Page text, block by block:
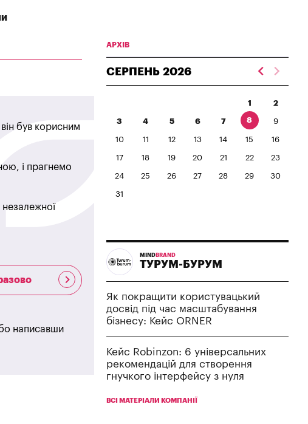
був корисним
і прагнемо
незалежної
написавши
АРХІВ
СЕРПЕНЬ 2026
1 2
3 4 5 6 7 8 9
10 11 12 13 14 15 16
17 18 19 20 21 22 23
24 25 26 27 28 29 30
31
MIND BRAND
ТУРУМ-БУРУМ
Як покращити користувацький
досвід під час масштабування
бізнесу: Кейс ORNER
Кейс Robinzon: 6 універсальних
рекомендацій для створення
гнучкого інтерфейсу з нуля
ВСІ МАТЕРІАЛИ КОМПАНІЇ